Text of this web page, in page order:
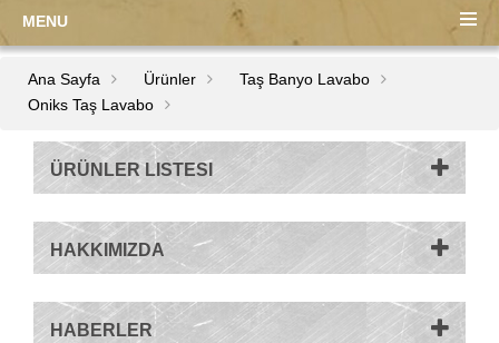
MENU
Ana Sayfa Ürünler
Taş Banyo Lavabo
Oniks Taş Lavabo
ÜRÜNLER LISTESI
HAKKIMIZDA
HABERLER